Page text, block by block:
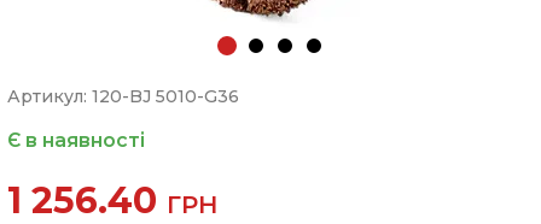
Артикул: 120-BJ 5010-G36
Є в наявності
1 256.40 ГРН